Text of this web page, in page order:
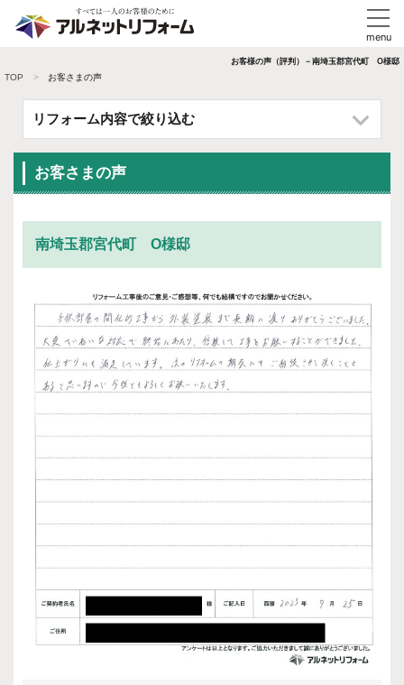
お客様の声（評判）－南埼玉郡宮代町 O様邸
TOP お客さまの声
リフォーム内容で絞り込む
お客さまの声
南埼玉郡宮代町 O様邸